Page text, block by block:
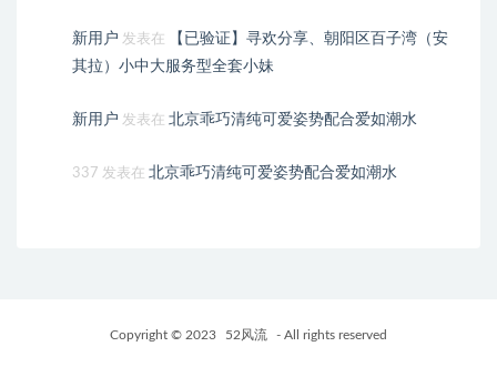
新用户 发表在
【已验证】寻欢分享、朝阳区百子湾（安
其拉）小中大服务型全套小妹
新用户 发表在 北京乖巧清纯可爱姿势配合爱如潮水
337 发表在 北京乖巧清纯可爱姿势配合爱如潮水
Copyright © 2023 52风流 - All rights reserved